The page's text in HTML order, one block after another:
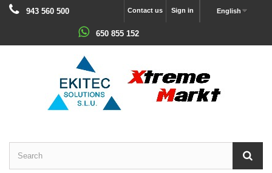
English
Sign in
Contact us
943 560 500
650 855 152